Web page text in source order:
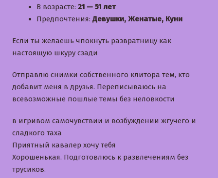
В возрасте: 21 — 51 лет
Предпочтения: Девушки, Женатые, Куни
Если ты желаешь чпокнуть развратницу как
настоящую шкуру сзади
Отправлю снимки собственного клитора тем, кто
добавит меня в друзья. Переписываюсь на
всевозможные пошлые темы без неловкости
в игривом самочувствии и возбуждении жгучего и
сладкого таха
Приятный кавалер хочу тебя
Хорошенькая. Подготовлюсь к развлечениям без
трусиков.